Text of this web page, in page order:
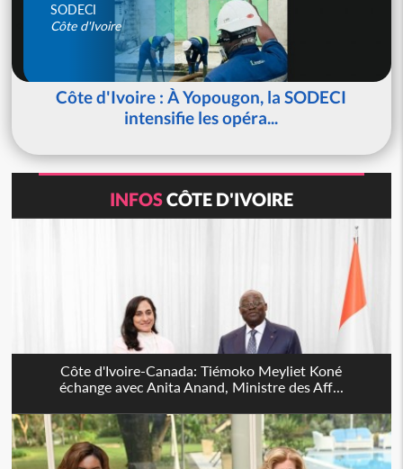
SODECI
Côte d'Ivoire
Côte d'Ivoire : À Yopougon, la SODECI
intensifie les opéra...
INFOSCÔTE D'IVOIRE
Côte d'Ivoire-Canada: Tiémoko Meyliet Koné
échange avec Anita Anand, Ministre des Aff...